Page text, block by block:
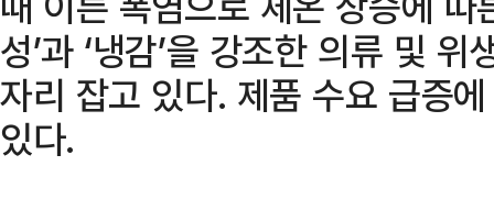
성’과 ‘냉감’을 강조한 의류 및 위
자리 잡고 있다. 제품 수요 급증
있다.